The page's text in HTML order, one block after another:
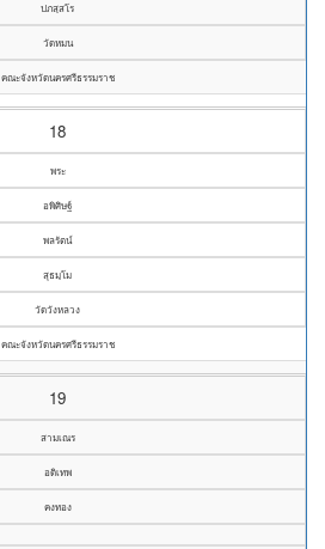
ปภสฺสโร
วัดหมน
คณะจังหวัดนครศรีธรรมราช
18
พระ
อพิศิษฐ์
พลรัตน์
สุธมฺโม
วัดวังหลวง
คณะจังหวัดนครศรีธรรมราช
19
สามเณร
อดิเทพ
คงทอง